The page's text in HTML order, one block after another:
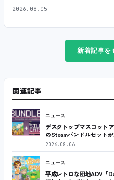
2026.08.05
新着記事を
関連記事
ニュース
デスクトップマスコット
のSteamバンドルセット
2026.08.06
ニュース
平成レトロな団地ADV「